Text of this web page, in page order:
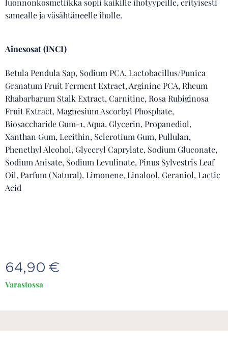
luonnonkosmetiikka sopii kaikille ihotyypeille, erityisesti
samealle ja väsähtäneelle iholle.
Ainesosat (INCI)
Betula Pendula Sap, Sodium PCA, Lactobacillus/Punica
Granatum Fruit Ferment Extract, Arginine PCA, Rheum
Rhabarbarum Stalk Extract, Carnitine, Rosa Rubiginosa
Fruit Extract, Magnesium Ascorbyl Phosphate,
Biosaccharide Gum-1, Aqua, Glycerin, Propanediol,
Xanthan Gum, Lecithin, Sclerotium Gum, Pullulan,
Phenethyl Alcohol, Glyceryl Caprylate, Sodium Gluconate,
Sodium Anisate, Sodium Levulinate, Pinus Sylvestris Leaf
Oil, Parfum (Natural), Limonene, Linalool, Geraniol, Lactic
Acid
64,90 €
Varastossa